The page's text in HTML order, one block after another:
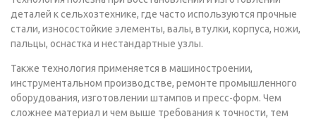
деталей к сельхозтехнике, где часто используются прочные
стали, износостойкие элементы, валы, втулки, корпуса, ножи,
пальцы, оснастка и нестандартные узлы.
Также технология применяется в машиностроении,
инструментальном производстве, ремонте промышленного
оборудования, изготовлении штампов и пресс-форм. Чем
сложнее материал и чем выше требования к точности, тем